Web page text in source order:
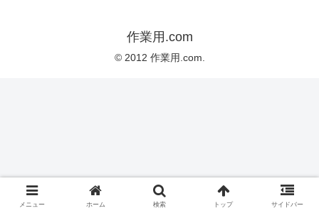
作業用.com
© 2012 作業用.com.
メニュー ホーム 検索 トップ サイドバー